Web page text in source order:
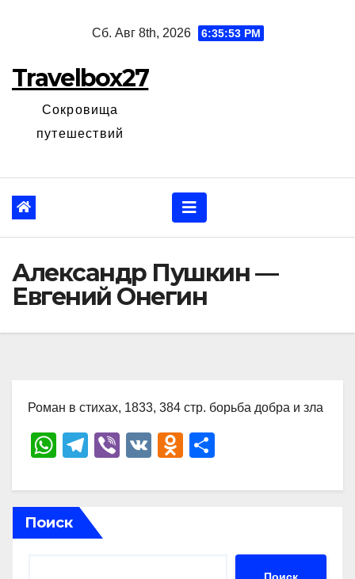
Сб. Авг 8th, 2026 6:35:54 PM
Travelbox27
Сокровища
путешествий
Александр Пушкин —
Евгений Онегин
Роман в стихах, 1833, 384 стр. борьба добра и зла
W
at
s
A
T
e
gr
a
Vi
er
V
O
n
р
Поиск